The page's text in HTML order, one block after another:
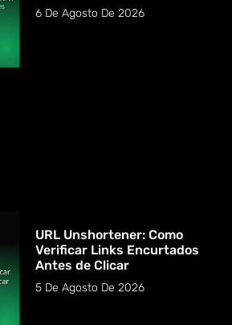
6 De Agosto De 2026
URL Unshortener: Como
Verificar Links Encurtados
Antes de Clicar
5 De Agosto De 2026